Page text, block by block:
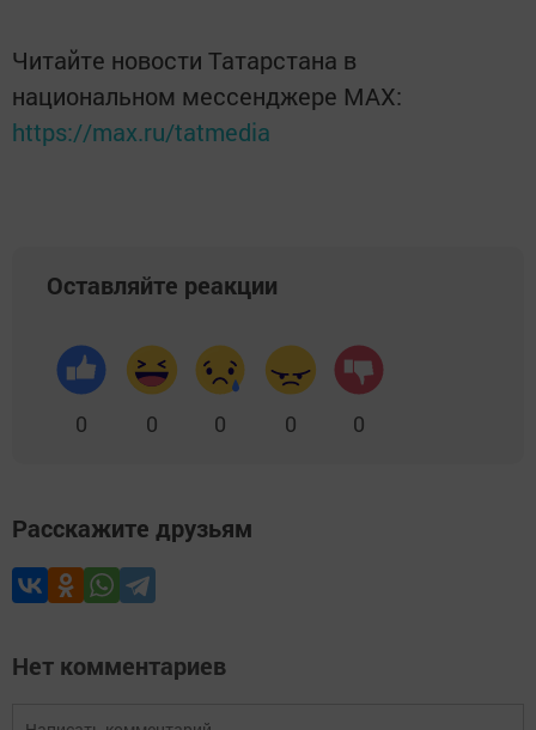
Читайте новости Татарстана в
национальном мессенджере MАХ:
https://max.ru/tatmedia
Оставляйте реакции
0 0 0 0 0
Расскажите друзьям
Нет комментариев